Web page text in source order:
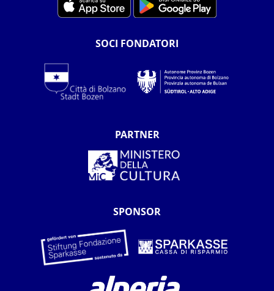
SOCI FONDATORI
PARTNER
SPONSOR